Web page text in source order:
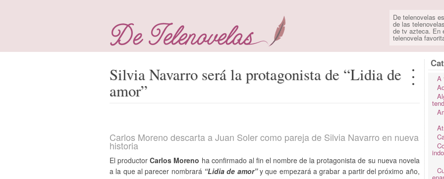
De telenovelas
de las
de tv azteca. En
telenovela
Silvia Navarro será la protagonista de “Lidia de
amor”
Carlos Moreno descarta a Juan Soler como pareja de Silvia Navarro en nueva
historia
El productorCarlos Moreno ha confirmado al fin el nombre de la protagonista de su nueva novela
a la que al parecer nombrará “Lidia de amor”y que empezará a grabar a partir del próximo año,
A